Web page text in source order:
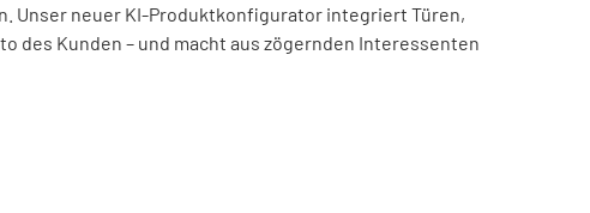
Unser neuer KI-Produktkonfigurator integriert Türen,
des Kunden – und macht aus zögernden Interessenten